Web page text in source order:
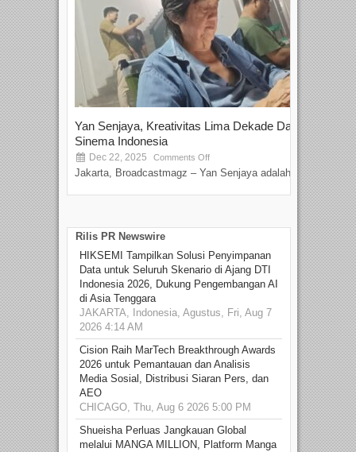
Yan Senjaya, Kreativitas Lima Dekade Dalam
Sinema Indonesia
Dec 22, 2025 Comments Off
Jakarta, Broadcastmagz – Yan Senjaya adalah...
Rilis PR Newswire
HIKSEMI Tampilkan Solusi Penyimpanan
Data untuk Seluruh Skenario di Ajang DTI
Indonesia 2026, Dukung Pengembangan AI
di Asia Tenggara
JAKARTA, Indonesia, Agustus, Fri, Aug 7
2026 4:14 AM
Cision Raih MarTech Breakthrough Awards
2026 untuk Pemantauan dan Analisis
Media Sosial, Distribusi Siaran Pers, dan
AEO
CHICAGO, Thu, Aug 6 2026 5:00 PM
Shueisha Perluas Jangkauan Global
melalui MANGA MILLION, Platform Manga